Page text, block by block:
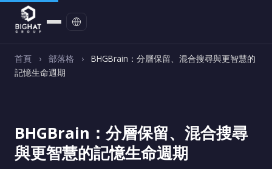
首頁 › 部落格 ›
BHGBrain：分層保留、混合搜尋與更智慧的
記憶生命週期
BHGBrain：分層保留、混合搜尋
與更智慧的記憶生命週期